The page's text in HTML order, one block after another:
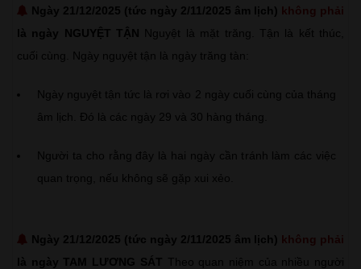
Ngày 21/12/2025 (tức ngày 2/11/2025 âm lịch) không phải
là ngày NGUYỆT TẬN Nguyệt là mặt trăng. Tận là kết thúc,
cuối cùng. Ngày nguyệt tận là ngày trăng tàn:
Ngày nguyệt tận tức là rơi vào 2 ngày cuối cùng của tháng
âm lịch. Đó là các ngày 29 và 30 hàng tháng.
Người ta cho rằng đây là hai ngày cần tránh làm các việc
quan trọng, nếu không sẽ gặp xui xẻo.
Ngày 21/12/2025 (tức ngày 2/11/2025 âm lịch) không phải
là ngày TAM LƯƠNG SÁT Theo quan niệm của nhiều người